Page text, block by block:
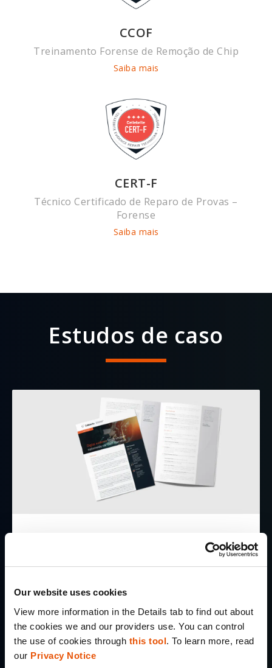
Our website uses cookies
View more information in the Details tab to find out about
the cookies we and our providers use. You can control
the use of cookies through this tool. To learn more, read
our Privacy Notice
CCOF
Treinamento Forense de Remoção de Chip
Saiba mais
CERT-F
Técnico Certificado de Reparo de Provas –
Forense
Saiba mais
Estudos de caso
Evidências digitais ajudam a
de automóveis em todo o país
Download Now